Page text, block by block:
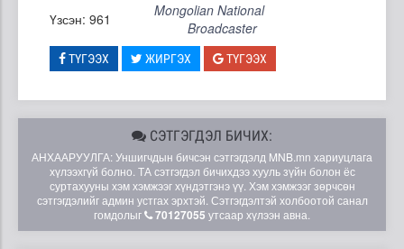
Үзсэн: 961
Mongolian National
Broadcaster
ТҮГЭЭХ ЖИРГЭХ ТҮГЭЭХ
СЭТГЭГДЭЛ БИЧИХ:
АНХААРУУЛГА: Уншигчдын бичсэн сэтгэгдэлд MNB.mn хариуцлага
хүлээхгүй болно. ТА сэтгэгдэл бичихдээ хууль зүйн болон ёс
суртахууны хэм хэмжээг хүндэтгэнэ үү. Хэм хэмжээг зөрчсөн
сэтгэгдэлийг админ устгах эрхтэй. Сэтгэгдэлтэй холбоотой санал
гомдолыг
70127055 утсаар хүлээн авна.